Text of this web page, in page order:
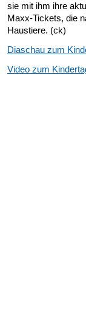
sie mit ihm ihre
Maxx-Tickets, die
Haustiere. (ck)
Diaschau zum
Video zum